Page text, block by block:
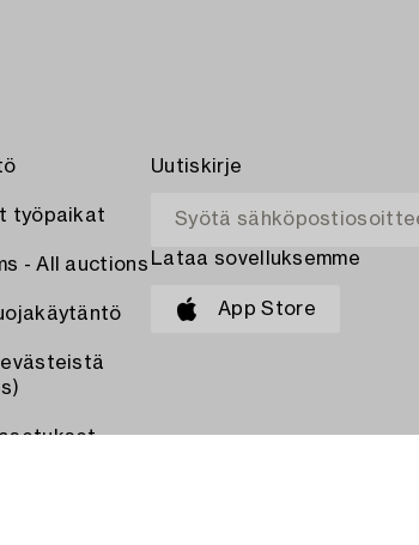
työpaikat
- All auctions
Uutiskirje
Lataa sovelluksemme
App Store